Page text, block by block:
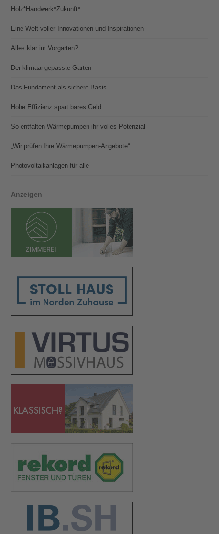
Holz*Handwerk*Zukunft*
Eine Welt voller Innovationen und Inspirationen
Alles klar im Vorgarten?
Der klimaangepasste Garten
Das Fundament als sichere Basis
Hohe Effizienz spart bares Geld
So entfalten Wärmepumpen ihr volles Potenzial
„Wir prüfen Ihre Wärmepumpen-Angebote“
Photovoltaik­­anlagen für alle
Anzeigen